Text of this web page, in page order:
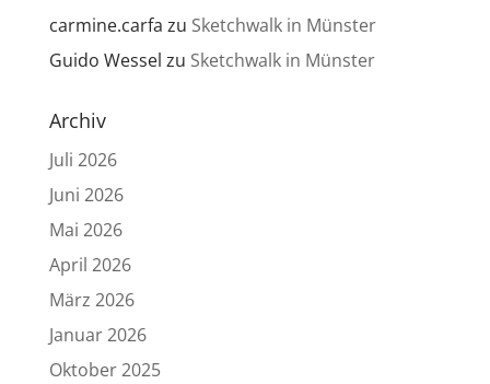
carmine.carfa zu Sketchwalk in Münster
Guido Wessel zu Sketchwalk in Münster
Archiv
Juli 2026
Juni 2026
Mai 2026
April 2026
März 2026
Januar 2026
Oktober 2025